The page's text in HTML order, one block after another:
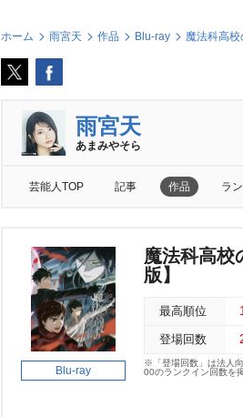
ホーム 雨宮天 作品 Blu-ray 魔法科高
雨宮天
あまみやそら
芸能人TOP 記事 作品 ラ
Blu-ray
魔法科高校
版】
最高順位
登場回数
※「登場回数」は法人
00のランクイン回数を